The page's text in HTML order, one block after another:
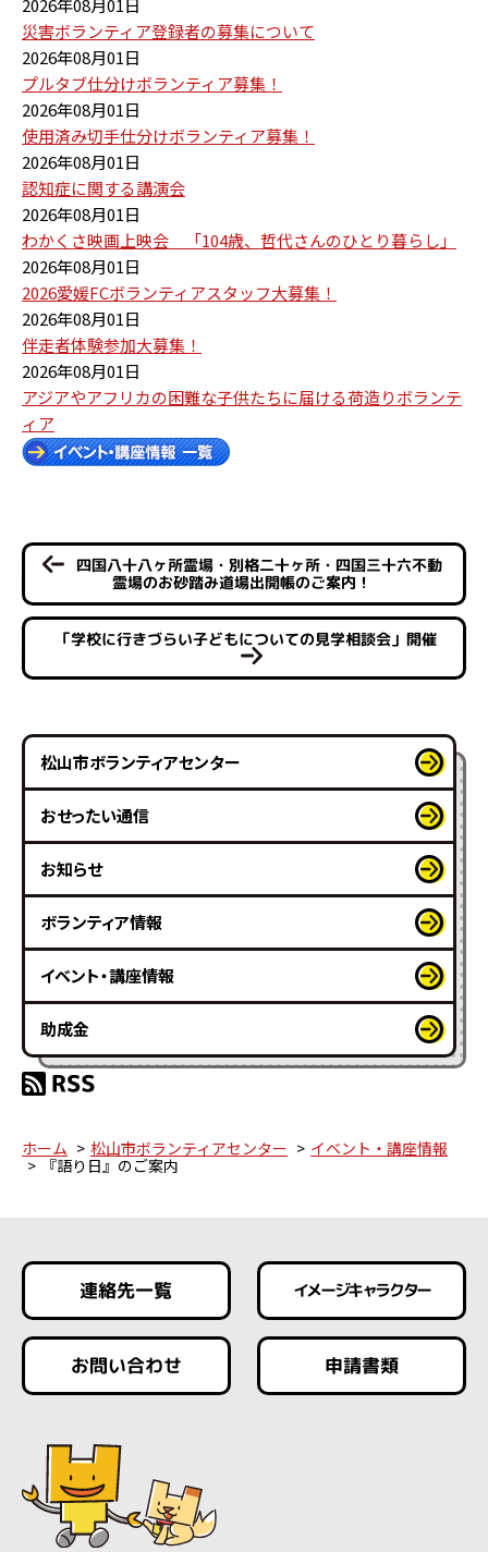
2026年08月01日
災害ボランティア登録者の募集について
2026年08月01日
プルタブ仕分けボランティア募集！
2026年08月01日
使用済み切手仕分けボランティア募集！
2026年08月01日
認知症に関する講演会
2026年08月01日
わかくさ映画上映会 「104歳、哲代さんのひとり暮らし」
2026年08月01日
2026愛媛FCボランティアスタッフ大募集！
2026年08月01日
伴走者体験参加大募集！
2026年08月01日
アジアやアフリカの困難な子供たちに届ける荷造りボランテ
ィア
四国八十八ヶ所霊場・別格二十ヶ所・四国三十六不動
霊場のお砂踏み道場出開帳のご案内！
「学校に行きづらい子どもについての見学相談会」開催
松山市ボランティアセンター
おせったい通信
お知らせ
ボランティア情報
イベント・講座情報
助成金
ホーム 松山市ボランティアセンター
イベント・講座情報
『語り日』のご案内
連絡先一覧 イメージキャラクター
お問い合わせ 申請書類